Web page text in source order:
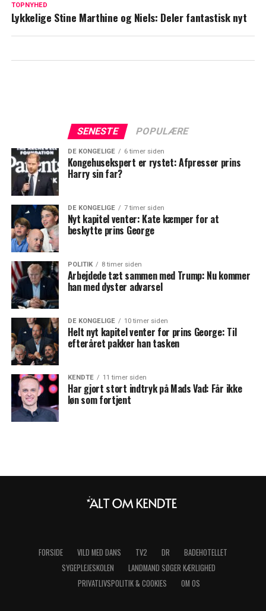
vores': TV 2 deler spændende detaljer
TOPNYHED
Lykkelige Stine Marthine og Niels: Deler fantastisk nyt
SENESTE POPULÆRE
DE KONGELIGE 6 timer siden
Kongehusekspert er rystet: Afpresser prins
Harry sin far?
DE KONGELIGE 7 timer siden
Nyt kapitel venter: Kate kæmper for at
beskytte prins George
POLITIK 8 timer siden
Arbejdede tæt sammen med Trump: Nu kommer
han med dyster advarsel
DE KONGELIGE 10 timer siden
Helt nyt kapitel venter for prins George: Til
efteråret pakker han tasken
KENDTE 11 timer siden
Har gjort stort indtryk på Mads Vad: Får ikke
løn som fortjent
FORSIDE VILD MED DANS TV2 DR
BADEHOTELLET
SYGEPLEJESKOLEN
LANDMAND SØGER KÆRLIGHED
PRIVATLIVSPOLITIK & COOKIES
OM OS